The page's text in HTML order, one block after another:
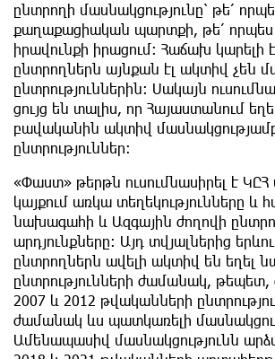
ընտրողի մասնակցությունը՝ թե՛
քաղաքացիական պարտքի, թե՛
իրավունքի իրացում: Հաճախ կարելի է
ընտրողներն այնքան էլ ակտիվ չեն
ընտրություններին: Սակայն
ցույց են տալիս, որ Հայաստանում
բավականին ակտիվ
ընտրություններ:
«Փաստ» թերթն ուսումնասիրել է
կայքում առկա տեղեկությունները և
նախագահի և Ազգային ժողովի
արդյունքները: Այդ տվյալներից
ընտրողներն ավելի ակտիվ են եղել
ընտրությունների ժամանակ, թեպետ,
2007 և 2012 թվականների
ժամանակ ևս պատկառելի
Ամենապասիվ մասնակցությունն